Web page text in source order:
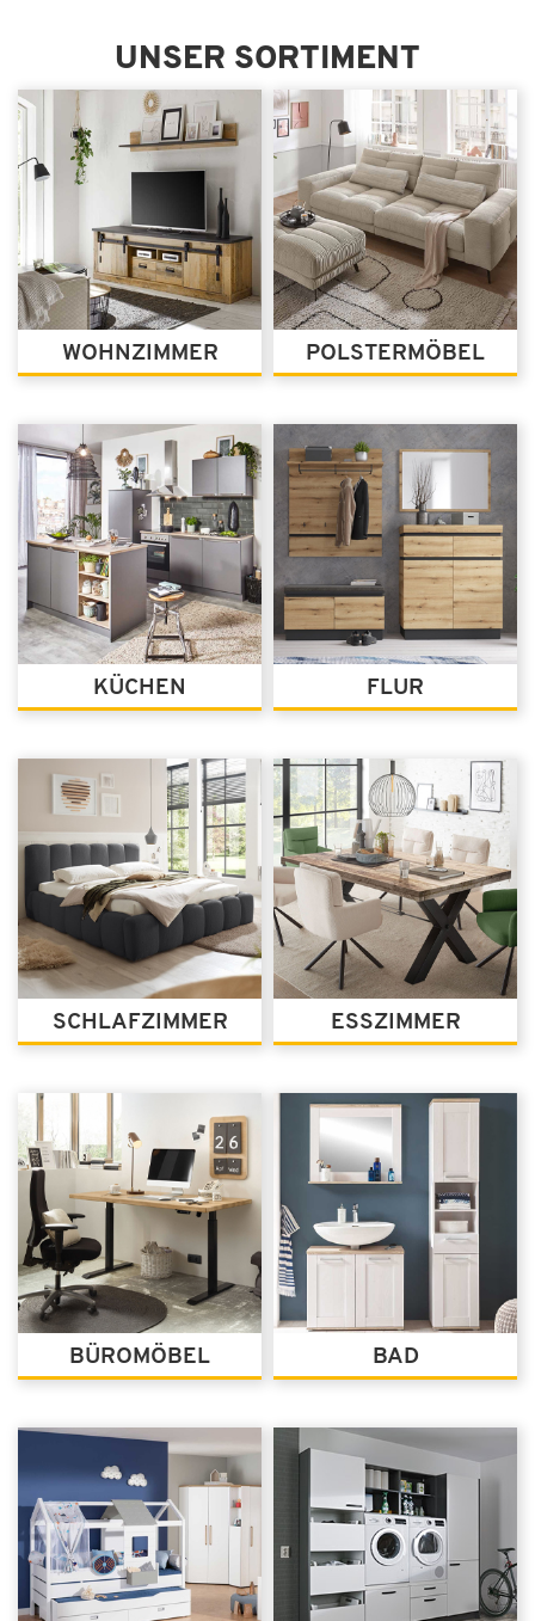
UNSER SORTIMENT
WOHNZIMMER POLSTERMÖBEL
KÜCHEN FLUR
SCHLAFZIMMER ESSZIMMER
BÜROMÖBEL BAD